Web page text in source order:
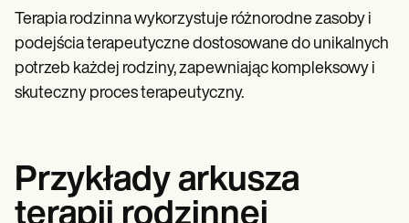
Terapia rodzinna wykorzystuje różnorodne zasoby i
podejścia terapeutyczne dostosowane do unikalnych
potrzeb każdej rodziny, zapewniając kompleksowy i
skuteczny proces terapeutyczny.
Przykłady arkusza